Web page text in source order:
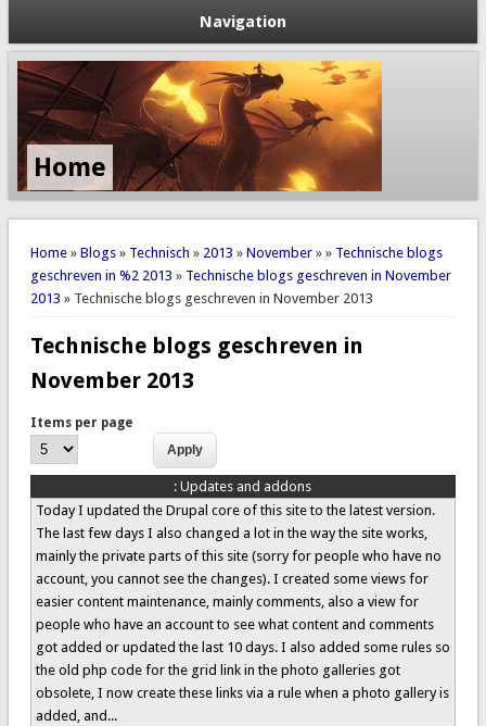
Navigation
Home
You are here
Home» Blogs» Technisch » 2013 » November» » Technische blogs
geschreven in %2 2013 » Technische blogs geschreven in November
2013 » Technische blogs geschreven in November 2013
Technische blogs geschreven in
November 2013
Items per page
:Updates and addons
Today I updated the Drupal core of this site to the latest version.
The last few days I also changed a lot in the way the site works,
mainly the private parts of this site (sorry for people who have no
account, you cannot see the changes). I created some views for
easier content maintenance, mainly comments, also a view for
people who have an account to see what content and comments
got added or updated the last 10 days. I also added some rules so
the old php code for the grid link in the photo galleries got
obsolete, I now create these links via a rule when a photo gallery is
added, and...